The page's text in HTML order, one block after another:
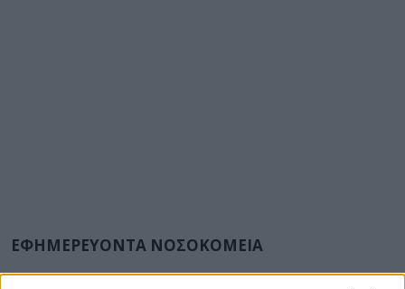
ΕΦΗΜΕΡΕΥΟΝΤΑ ΝΟΣΟΚΟΜΕΙΑ